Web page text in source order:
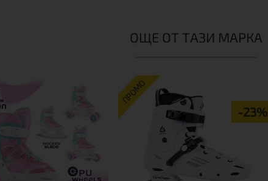
ОЩЕ ОТ ТАЗИ МАРКА
ПРОМО
-23%